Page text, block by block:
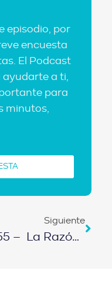
episodio, por
encuesta
El Podcast
ayudarte a ti,
para
minutos,
Siguiente
E355 – La Razón Por La Que Me Mantuve Pobre Por 40 Años